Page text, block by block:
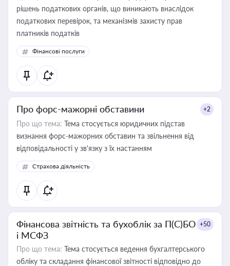
рішень податкових органів, що виникають внаслідок
податкових перевірок, та механізмів захисту прав
платників податків
Фінансові послуги
Про форс-мажорні обставини +2
Про що тема: Тема стосується юридичних підстав
визнання форс-мажорних обставин та звільнення від
відповідальності у зв'язку з їх настанням
Страхова діяльність
Фінансова звітність та бухоблік за П(С)БО
і МСФЗ
+50
Про що тема: Тема стосується ведення бухгалтерського
обліку та складання фінансової звітності відповідно до